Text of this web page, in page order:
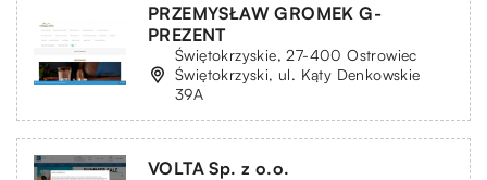
PRZEMYSŁAW GROMEK G-
PREZENT
Świętokrzyskie, 27-400 Ostrowiec
Świętokrzyski, ul. Kąty Denkowskie
39A
VOLTA Sp. z o.o.